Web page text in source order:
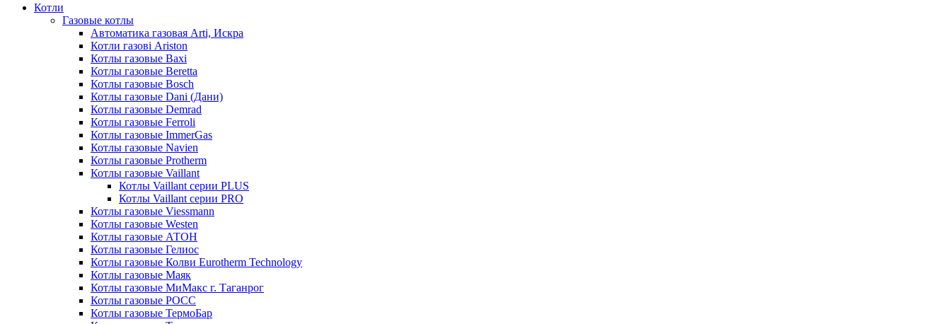
Котли
Газовые котлы
Автоматика газовая Arti, Искра
Котли газові Ariston
Котлы газовые Baxi
Котлы газовые Beretta
Котлы газовые Bosch
Котлы газовые Dani (Дани)
Котлы газовые Demrad
Котлы газовые Ferroli
Котлы газовые ImmerGas
Котлы газовые Navien
Котлы газовые Protherm
Котлы газовые Vaillant
Котлы Vaillant серии PLUS
Котлы Vaillant серии PRO
Котлы газовые Viessmann
Котлы газовые Westen
Котлы газовые АТОН
Котлы газовые Гелиос
Котлы газовые Колви Eurotherm Technology
Котлы газовые Маяк
Котлы газовые МиМакс г. Таганрог
Котлы газовые РОСС
Котлы газовые ТермоБар